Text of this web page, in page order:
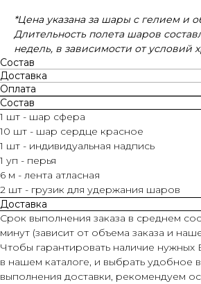
*Цена указана за шары с гелием и
Длительность полета шаров
недель, в зависимости от условий
Состав
Доставка
Оплата
Состав
1 шт - шар сфера
10 шт - шар сердце красное
1 шт - индивидуальная надпись
1 уп - перья
6 м - лента атласная
2 шт - грузик для удержания шаров
Доставка
Срок выполнения заказа в среднем
минут (зависит от объема заказа и
Чтобы гарантировать наличие нужных
в нашем каталоге, и выбрать удобное
выполнения доставки, рекомендуем